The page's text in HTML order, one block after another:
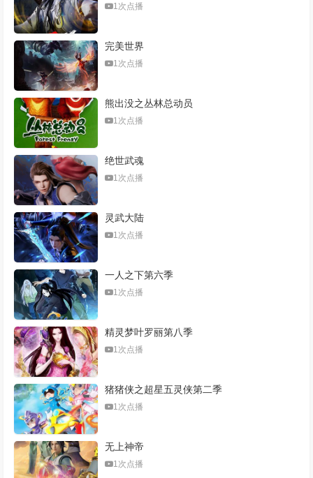
1次点播
完美世界
1次点播
熊出没之丛林总动员
1次点播
绝世武魂
1次点播
灵武大陆
1次点播
一人之下第六季
1次点播
精灵梦叶罗丽第八季
1次点播
猪猪侠之超星五灵侠第二季
1次点播
无上神帝
1次点播